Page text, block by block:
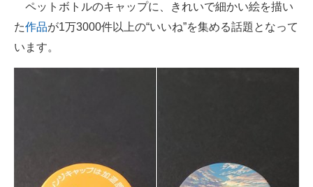
スマホと通信の最新トレンド
AI活用のいまが分かる
ペットボトルのキャップに、きれいで細かい絵を描い
た作品が1万3000件以上の“いいね”を集める話題となって
います。